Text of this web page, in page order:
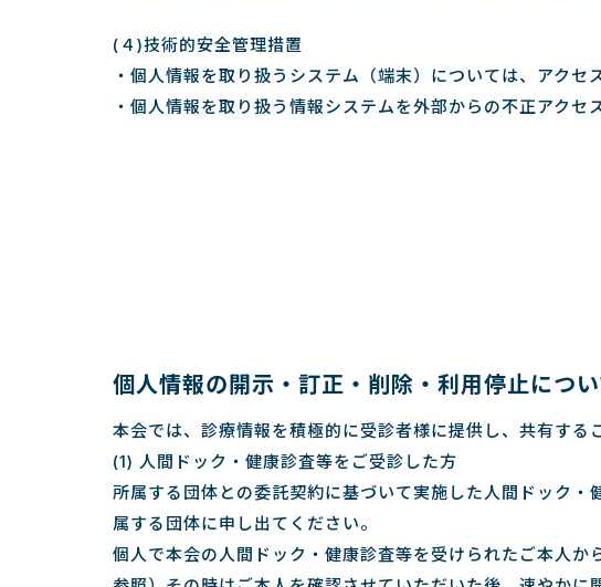
(４)技術的安全管理措置
・個人情報を取り扱うシステム（端末）については、アク
・個人情報を取り扱う情報システムを外部からの不正アク
個人情報の開示・訂正・削除・利用停止につい
本会では、診療情報を積極的に受診者様に提供し、共有する
(1) 人間ドック・健康診査等をご受診した方
所属する団体との委託契約に基づいて実施した人間ドック
属する団体に申し出てください。
個人で本会の人間ドック・健康診査等を受けられたご本人